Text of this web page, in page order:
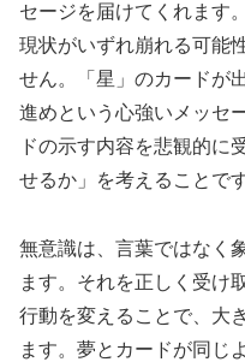
セージを届けてくれます
現状がいずれ崩れる可能
せん。「星」のカードが
進めという心強いメッセ
ドの示す内容を悲観的に
せるか」を考えることです
無意識は、言葉ではなく
ます。それを正しく受け
行動を変えることで、大
ます。夢とカードが同じ